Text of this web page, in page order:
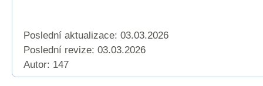
Poslední aktualizace: 03.03.2026
Poslední revize: 03.03.2026
Autor: 147